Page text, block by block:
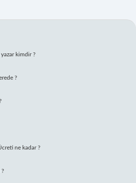
kimdir ?
?
ne kadar ?